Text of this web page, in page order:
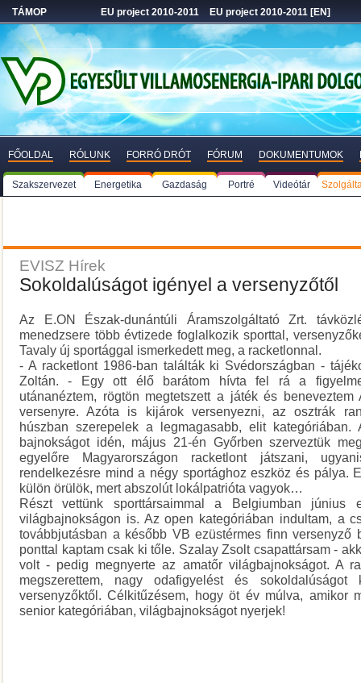
TÁMOP EU project 2010-2011 EU project 2010-2011 [EN]
FŐOLDAL RÓLUNK FORRÓ DRÓT FÓRUM DOKUMENTUMOK
Szakszervezet Energetika Gazdaság Portré Videótár
EVISZ Hírek
Sokoldalúságot igényel a versenyzőtől
Az E.ON Észak-dunántúli Áramszolgáltató Zrt.
menedzsere több évtizede foglalkozik sporttal,
Tavaly új sportággal ismerkedett meg, a racketlonnal.
- A racketlont 1986-ban találták ki Svédországban -
Zoltán. - Egy ott élő barátom hívta fel rá a
utánanéztem, rögtön megtetszett a játék és beneveztem
versenyre. Azóta is kijárok versenyezni, az osztrák
húszban szerepelek a legmagasabb, elit kategóriában.
bajnokságot idén, május 21-én Győrben szerveztük
egyelőre Magyarországon racketlont játszani,
rendelkezésre mind a négy sportághoz eszköz és pálya.
külön örülök, mert abszolút lokálpatrióta vagyok…
Részt vettünk sporttársaimmal a Belgiumban június
világbajnokságon is. Az open kategóriában indultam, a
továbbjutásban a később VB ezüstérmes finn versenyző
ponttal kaptam csak ki tőle. Szalay Zsolt csapattársam -
volt - pedig megnyerte az amatőr világbajnokságot. A
megszerettem, nagy odafigyelést és
versenyzőktől. Célkitűzésem, hogy öt év múlva, amikor
senior kategóriában, világbajnokságot nyerjek!